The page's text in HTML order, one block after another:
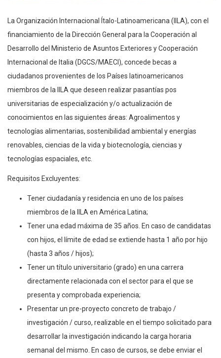
La Organización Internacional Ítalo-Latinoamericana (IILA), con el
financiamiento de la Dirección General para la Cooperación al
Desarrollo del Ministerio de Asuntos Exteriores y Cooperación
Internacional de Italia (DGCS/MAECI), concede becas a
ciudadanos provenientes de los Países latinoamericanos
miembros de la IILA que deseen realizar pasantías pos
universitarias de especialización y/o actualización de
conocimientos en las siguientes áreas: Agroalimentos y
tecnologías alimentarias, sostenibilidad ambiental y energías
renovables, ciencias de la vida y biotecnología, ciencias y
tecnologías espaciales, etc.
Requisitos Excluyentes:
Tener ciudadanía y residencia en uno de los países
miembros de la IILA en América Latina;
Tener una edad máxima de 35 años. En caso de candidatas
con hijos, el límite de edad se extiende hasta 1 año por hijo
(hasta 3 años / hijos);
Tener un título universitario (grado) en una carrera
directamente relacionada con el sector para el que se
presenta y comprobada experiencia;
Presentar un pre-proyecto concreto de trabajo /
investigación / curso, realizable en el tiempo solicitado para
desarrollar la investigación indicando la carga horaria
semanal del mismo. En caso de cursos, se debe enviar el